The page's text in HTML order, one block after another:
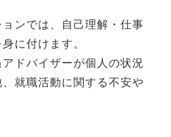
ンでは、自己理解・仕事
に付けます。
ドバイザーが個人の状況
就職活動に関する不安や